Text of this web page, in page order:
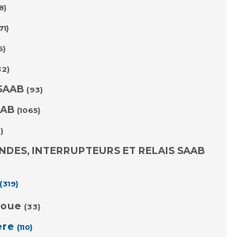
(93)
(1065)
INTERRUPTEURS ET RELAIS SAAB
(319)
(33)
(110)